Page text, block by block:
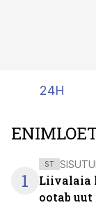
24H
1
ST
Liivalaia
ootab